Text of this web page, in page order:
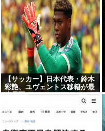
【サッカー】日本代表・鈴木
彩艶、ユヴェントス移籍が最
終局面へ… PSGとパルマは
総額55億円ですでに合意？
残るは本人の意思